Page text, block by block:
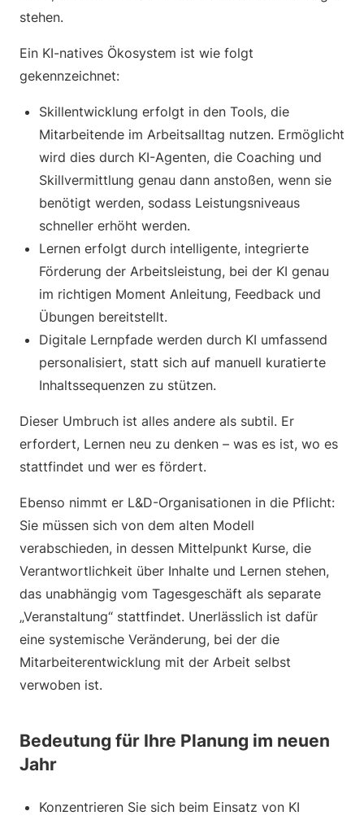
stehen.
Ein KI-natives Ökosystem ist wie folgt
gekennzeichnet:
Skillentwicklung erfolgt in den Tools, die
Mitarbeitende im Arbeitsalltag nutzen. Ermöglicht
wird dies durch KI-Agenten, die Coaching und
Skillvermittlung genau dann anstoßen, wenn sie
benötigt werden, sodass Leistungsniveaus
schneller erhöht werden.
Lernen erfolgt durch intelligente, integrierte
Förderung der Arbeitsleistung, bei der KI genau
im richtigen Moment Anleitung, Feedback und
Übungen bereitstellt.
Digitale Lernpfade werden durch KI umfassend
personalisiert, statt sich auf manuell kuratierte
Inhaltssequenzen zu stützen.
Dieser Umbruch ist alles andere als subtil. Er
erfordert, Lernen neu zu denken – was es ist, wo es
stattfindet und wer es fördert.
Ebenso nimmt er L&D-Organisationen in die Pflicht:
Sie müssen sich von dem alten Modell
verabschieden, in dessen Mittelpunkt Kurse, die
Verantwortlichkeit über Inhalte und Lernen stehen,
das unabhängig vom Tagesgeschäft als separate
„Veranstaltung“ stattfindet. Unerlässlich ist dafür
eine systemische Veränderung, bei der die
Mitarbeiterentwicklung mit der Arbeit selbst
verwoben ist.
Bedeutung für Ihre Planung im neuen
Jahr
Konzentrieren Sie sich beim Einsatz von KI